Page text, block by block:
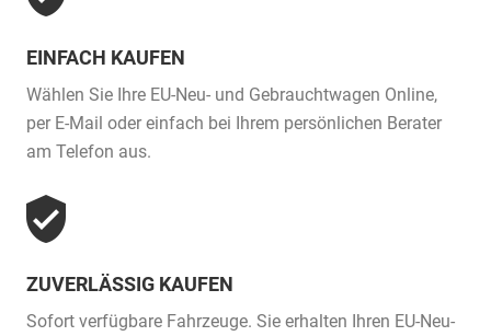
EINFACH KAUFEN
Wählen Sie Ihre EU-Neu- und Gebrauchtwagen Online,
per E-Mail oder einfach bei Ihrem persönlichen Berater
am Telefon aus.
ZUVERLÄSSIG KAUFEN
Sofort verfügbare Fahrzeuge. Sie erhalten Ihren EU-Neu-